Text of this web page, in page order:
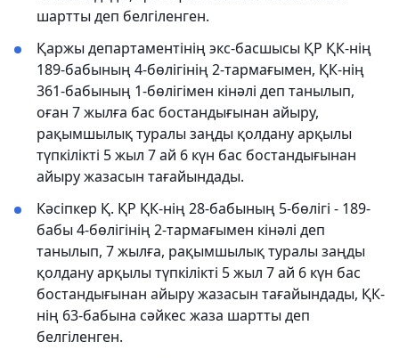
шартты деп белгіленген.
Қаржы департаментінің экс-басшысы ҚР ҚК-нің
189-бабының 4-бөлігінің 2-тармағымен, ҚК-нің
361-бабының 1-бөлігімен кінәлі деп танылып,
оған 7 жылға бас бостандығынан айыру,
рақымшылық туралы заңды қолдану арқылы
түпкілікті 5 жыл 7 ай 6 күн бас бостандығынан
айыру жазасын тағайындады.
Кәсіпкер Қ. ҚР ҚК-нің 28-бабының 5-бөлігі - 189-
бабы 4-бөлігінің 2-тармағымен кінәлі деп
танылып, 7 жылға, рақымшылық туралы заңды
қолдану арқылы түпкілікті 5 жыл 7 ай 6 күн бас
бостандығынан айыру жазасын тағайындады, ҚК-
нің 63-бабына сәйкес жаза шартты деп
белгіленген.